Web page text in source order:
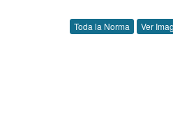
Toda la Norma Ver